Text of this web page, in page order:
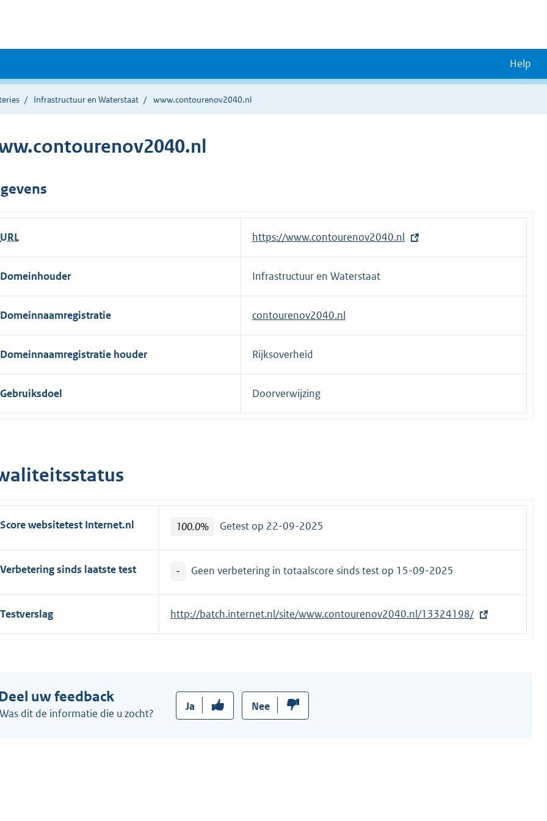
Help
Infrastructuur en Waterstaat www.contourenov2040.nl
URL
E
x
t
n
e
l
:
https://www.contourenov2040.nl
Domeinhouder Infrastructuur en Waterstaat
Domeinnaamregistratie contourenov2040.nl
Domeinnaamregistratie houder Rijksoverheid
Gebruiksdoel Doorverwijzing
Score websitetest Internet.nl 100.0% Getest op 22-09-2025
Verbetering sinds laatste test - Geen verbetering in totaalscore sinds test op 15-09-2025
Testverslag
E
x
n
http://batch.internet.nl/site/www.contourenov2040.nl/13324198/
uw feedback
Was dit de informatie die u zocht?
Ja Nee